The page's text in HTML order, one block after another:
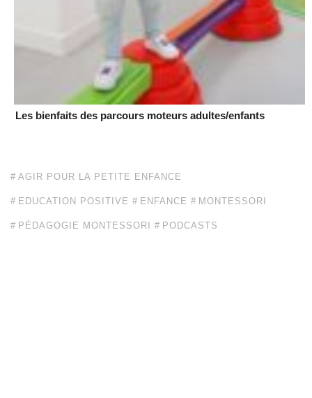
Les bienfaits des parcours moteurs adultes/enfants
AGIR POUR LA PETITE ENFANCE
EDUCATION POSITIVE ENFANCE MONTESSORI
PÉDAGOGIE MONTESSORI PODCASTS